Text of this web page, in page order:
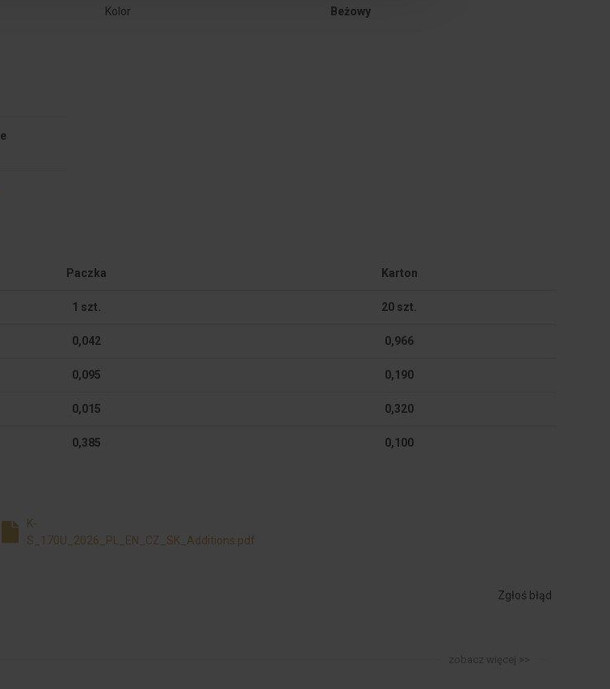
Kolor Beżowy
Paczka Karton
1 szt. 20 szt.
0,042 0,966
0,095 0,190
0,015 0,320
0,385 0,100
K-
S_170U_2026_PL_EN_CZ_SK_Additions.pdf
Zgłoś błąd
zobacz więcej >>